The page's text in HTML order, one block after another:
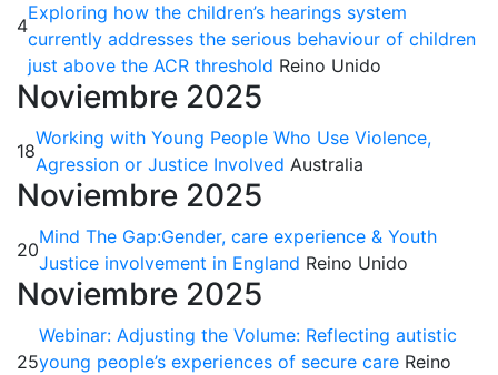
4
Exploring how the children’s hearings system
currently addresses the serious behaviour of children
just above the ACR threshold Reino Unido
Noviembre 2025
18
Working with Young People Who Use Violence,
Agression or Justice Involved Australia
Noviembre 2025
20
Mind The Gap:Gender, care experience & Youth
Justice involvement in England Reino Unido
Noviembre 2025
25
Webinar: Adjusting the Volume: Reflecting autistic
young people’s experiences of secure care Reino